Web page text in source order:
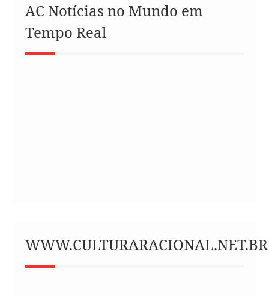
AC Notícias no Mundo em
Tempo Real
WWW.CULTURARACIONAL.NET.BR